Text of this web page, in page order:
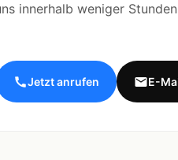
innerhalb weniger
Jetzt anrufen E-